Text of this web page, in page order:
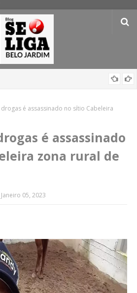
é assassinado no sítio Cabeleira
é assassinado
zona rural de
05, 2023